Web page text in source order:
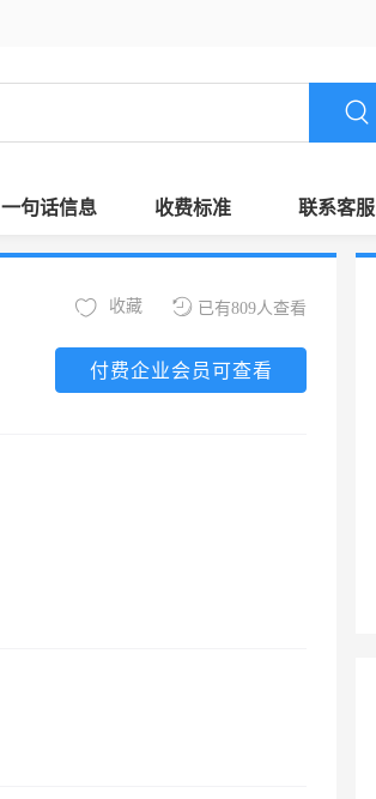
一句话信息 收费标准 联系客服
已有809人查看
收藏
付费企业会员可查看